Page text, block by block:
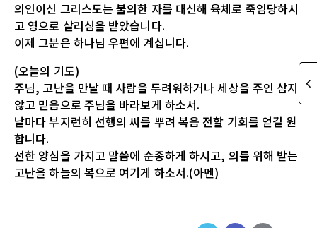
의인이신 그리스도는 불의한 자를 대신해 육체로 죽임당하시
고 영으로 살리심을 받았습니다.
이제 그분은 하나님 우편에 계십니다.
(오늘의 기도)
주님, 고난을 만날 때 사람을 두려워하거나 세상을 주인 삼지
않고 믿음으로 주님을 바라보게 하소서.
날마다 부지런히 선행의 씨를 뿌려 복음 전할 기회를 얻길 원
합니다.
선한 양심을 가지고 말씀에 순종하게 하시고, 의를 위해 받는
고난을 하늘의 복으로 여기게 하소서.(아멘)